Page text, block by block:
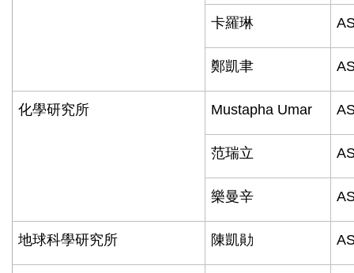
卡羅琳
鄭凱聿
化學研究所 Mustapha Umar
范瑞立
樂曼辛
地球科學研究所 陳凱勛